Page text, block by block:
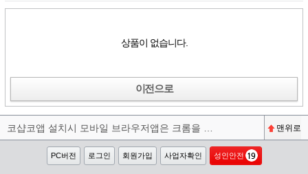
상품이 없습니다.
이전으로
맨위로
PC버전 로그인 회원가입 사업자확인 성인안전